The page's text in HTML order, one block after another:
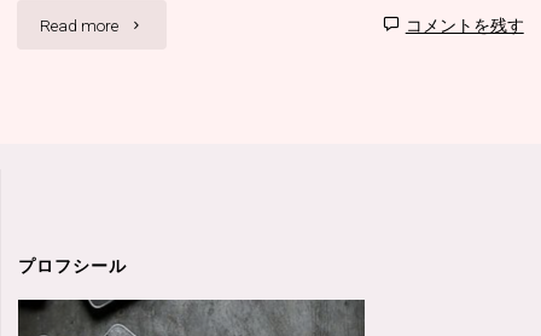
Read more "人
の
最
コメントを残す
プロフシール